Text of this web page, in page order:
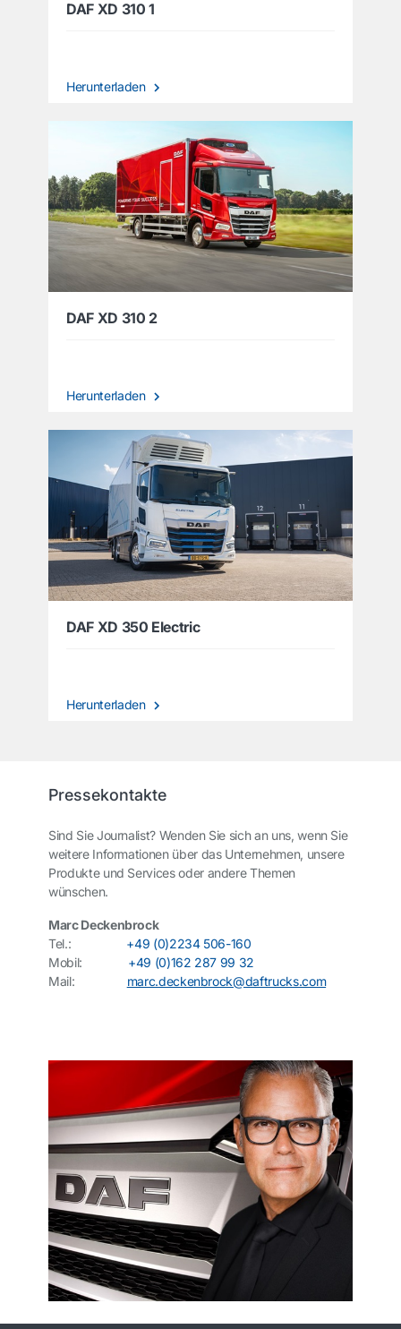
DAF XD 310 1
Herunterladen
DAF XD 310 2
Herunterladen
DAF XD 350 Electric
Herunterladen
Pressekontakte
Sind Sie Journalist? Wenden Sie sich an uns, wenn Sie
weitere Informationen über das Unternehmen, unsere
Produkte und Services oder andere Themen
wünschen.
Marc Deckenbrock
Tel.: +49 (0)2234 506-160
Mobil: +49 (0)162 287 99 32
Mail: marc.deckenbrock@daftrucks.com